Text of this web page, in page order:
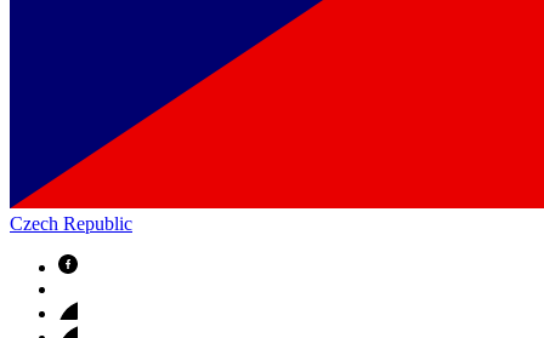
Czech Republic